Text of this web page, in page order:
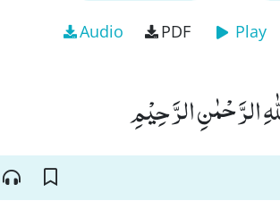
Audio PDF Play
الرَّحْمٰنِ الرَّحِیْمِ